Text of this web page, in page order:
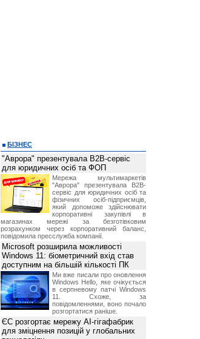
БІЗНЕС
"Аврора" презентувала B2B-сервіс
для юридичних осіб та ФОП
Мережа мультимаркетів
"Аврора" презентувала B2B-
сервіс для юридичних осіб та
фізичних осіб-підприємців,
який допоможе здійснювати
корпоративні закупівлі в
магазинах мережі за безготівковим
розрахунком через корпоративний баланс,
повідомила пресслужба компанії.
Microsoft розширила можливості
Windows 11: біометричний вхід став
доступним на більшій кількості ПК
Ми вже писали про оновлення
Windows Hello, яке очікується
в серпневому патчі Windows
11. Схоже, за
повідомленнями, воно почало
розгортатися раніше.
ЄС розгортає мережу AI-гігафабрик
для зміцнення позицій у глобальних